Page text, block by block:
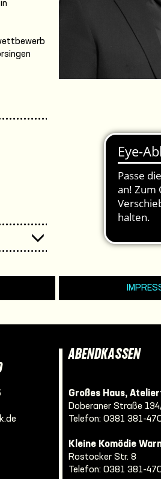
ABENDKASSEN
Großes Haus,
Doberaner Straße
Telefon: 0381 381-
Kleine Komödie
Rostocker Str. 8
Telefon: 0381 381-